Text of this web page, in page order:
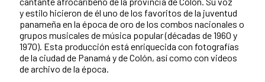
y estilo hicieron de él uno de los favoritos de la juventud
panameña en la época de oro de los combos nacionales o
grupos musicales de música popular (décadas de 1960 y
1970). Esta producción está enriquecida con fotografías
de la ciudad de Panamá y de Colón, así como con videos
de archivo de la época.